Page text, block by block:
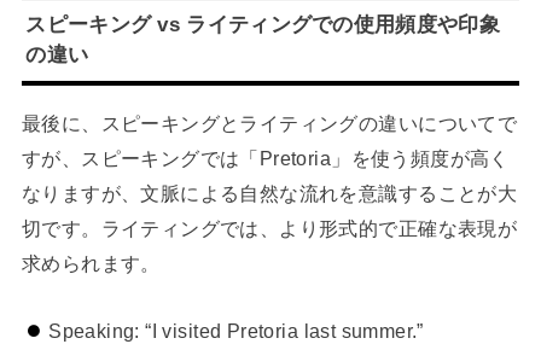
スピーキング vs ライティングでの使用頻度や印象
の違い
最後に、スピーキングとライティングの違いについてで
すが、スピーキングでは「Pretoria」を使う頻度が高く
なりますが、文脈による自然な流れを意識することが大
切です。ライティングでは、より形式的で正確な表現が
求められます。
Speaking: “I visited Pretoria last summer.”